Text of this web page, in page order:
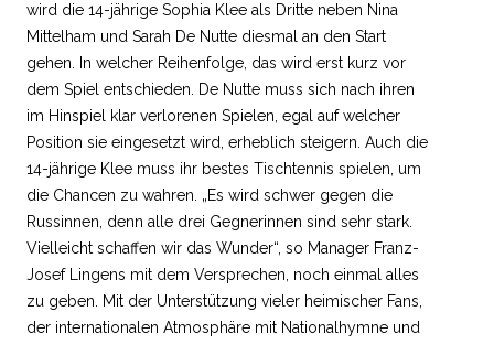
wird die 14-jährige Sophia Klee als Dritte neben Nina
Mittelham und Sarah De Nutte diesmal an den Start
gehen. In welcher Reihenfolge, das wird erst kurz vor
dem Spiel entschieden. De Nutte muss sich nach ihren
im Hinspiel klar verlorenen Spielen, egal auf welcher
Position sie eingesetzt wird, erheblich steigern. Auch die
14-jährige Klee muss ihr bestes Tischtennis spielen, um
die Chancen zu wahren. „Es wird schwer gegen die
Russinnen, denn alle drei Gegnerinnen sind sehr stark.
Vielleicht schaffen wir das Wunder“, so Manager Franz-
Josef Lingens mit dem Versprechen, noch einmal alles
zu geben. Mit der Unterstützung vieler heimischer Fans,
der internationalen Atmosphäre mit Nationalhymne und